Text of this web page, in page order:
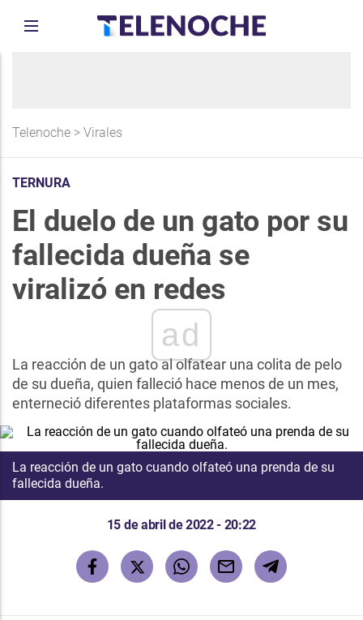
Telenoche > Virales
TERNURA
El duelo de un gato por su
fallecida dueña se
viralizó en redes
ad
La reacción de un gato al olfatear una colita de pelo
de su dueña, quien falleció hace menos de un mes,
enterneció diferentes plataformas sociales.
La reacción de un gato cuando olfateó una prenda de su
fallecida dueña.
15 de abril de 2022 - 20:22